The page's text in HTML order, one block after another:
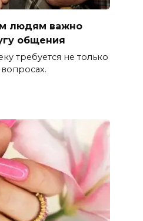
людям важно
общения
требуется не только